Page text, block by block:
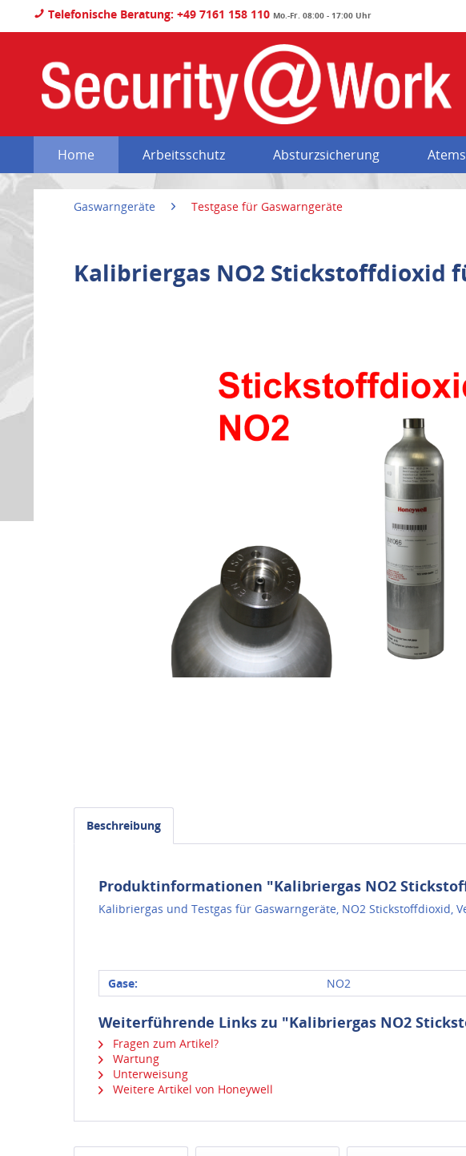
Telefonische Beratung: +49 7161 158 110 Mo.-Fr. 08:00 - 17:00 Uhr
Home Arbeitsschutz Absturzsicherung
Gaswarngeräte Testgase für Gaswarngeräte
Kalibriergas NO2 Stickstoffdioxid
Beschreibung
Produktinformationen "Kalibriergas NO2
Kalibriergas und Testgas für Gaswarngeräte, NO2 Stickstoffdioxid,
Gase: NO2
Weiterführende Links zu "Kalibriergas NO2
Fragen zum Artikel?
Wartung
Unterweisung
Weitere Artikel von Honeywell